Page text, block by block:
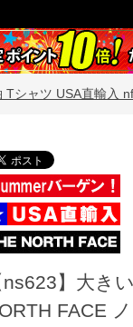
Tシャツ USA直輸入
ns623】大き
FACE